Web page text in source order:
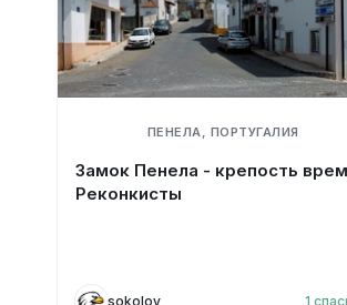
ПЕНЕЛА, ПОРТУГАЛИЯ
Замок Пенела - крепость
Реконкисты
sokolov 1